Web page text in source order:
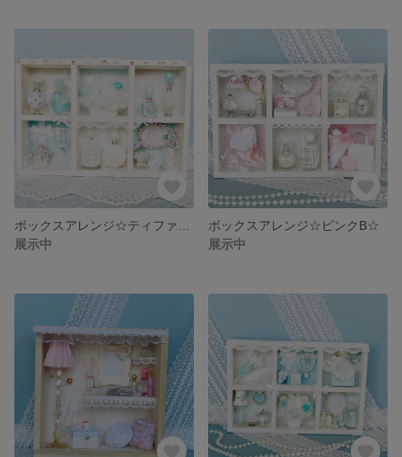
展示中
ボックスアレンジ☆ピンクB☆
展示中